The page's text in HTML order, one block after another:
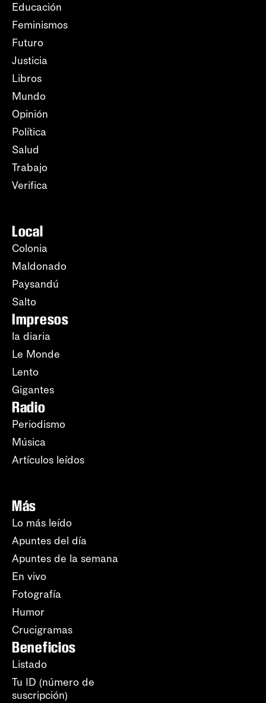
Educación
Feminismos
Futuro
Justicia
Libros
Mundo
Opinión
Política
Salud
Trabajo
Verifica
Local
Colonia
Maldonado
Paysandú
Salto
Impresos
la diaria
Le Monde
Lento
Gigantes
Radio
Periodismo
Música
Artículos leídos
Más
Lo más leído
Apuntes del día
Apuntes de la semana
En vivo
Fotografía
Humor
Crucigramas
Beneficios
Listado
Tu ID (número de
suscripción)